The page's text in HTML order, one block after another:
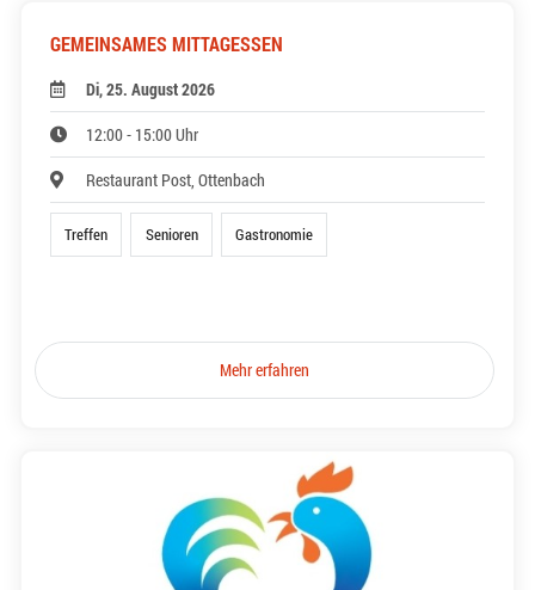
GEMEINSAMES MITTAGESSEN
Di, 25. August 2026
12:00 - 15:00 Uhr
Restaurant Post, Ottenbach
Treffen Senioren Gastronomie
Mehr erfahren